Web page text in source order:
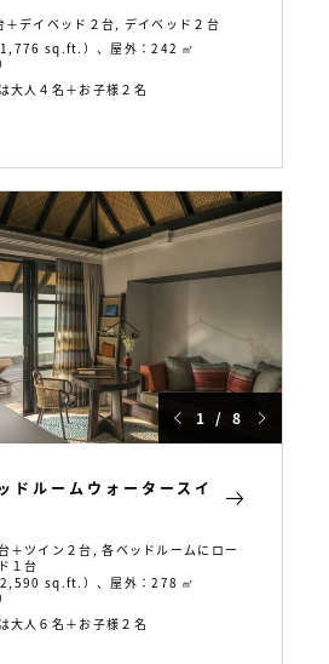
＋デイベッド２台, デイベッド２台
sq.ft.）、屋外：242 ㎡
大人４名＋お子様２名
1 / 8
ドルームウォータースイ
＋ツイン２台, 各ベッドルームにロー
１台
sq.ft.）、屋外：278 ㎡
大人６名＋お子様２名